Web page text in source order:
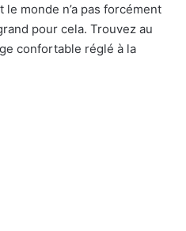
monde n’a pas forcément
pour cela. Trouvez au
confortable réglé à la